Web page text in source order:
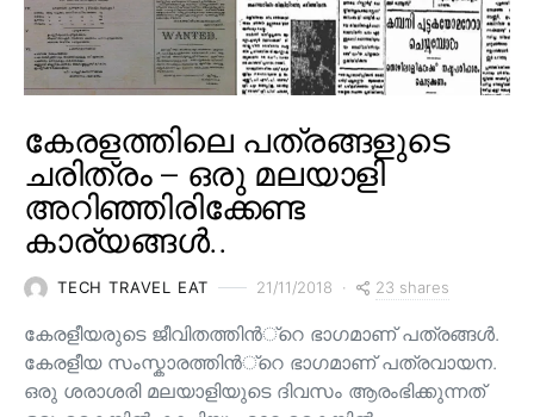
കേരളത്തിലെ പത്രങ്ങളുടെ
ചരിത്രം – ഒരു മലയാളി
അറിഞ്ഞിരിക്കേണ്ട
കാര്യങ്ങൾ..
TECH TRAVEL EAT 21/11/2018 23 shares
കേരളീയരുടെ ജീവിതത്തിന്‍്റെ ഭാഗമാണ് പത്രങ്ങള്‍.
കേരളീയ സംസ്കാരത്തിന്‍്റെ ഭാഗമാണ് പത്രവായന.
ഒരു ശരാശരി മലയാളിയുടെ ദിവസം ആരംഭിക്കുന്നത്